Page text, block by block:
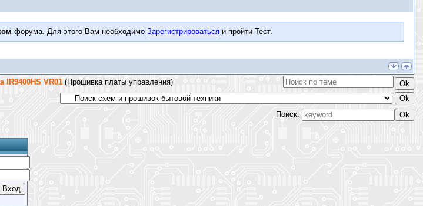
форума. Для этого Вам необходимо Зарегистрироваться и пройти Тест.
IR9400HS VR01 (Прошивка платы управления)
Поиск: